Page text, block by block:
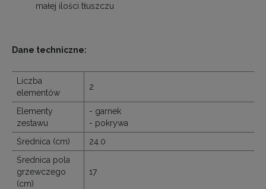
małej ilości tłuszczu
Dane techniczne:
Liczba
elementów
2
Elementy
zestawu
- garnek
- pokrywa
Średnica (cm)
24.0
Średnica pola
grzewczego
(cm)
17